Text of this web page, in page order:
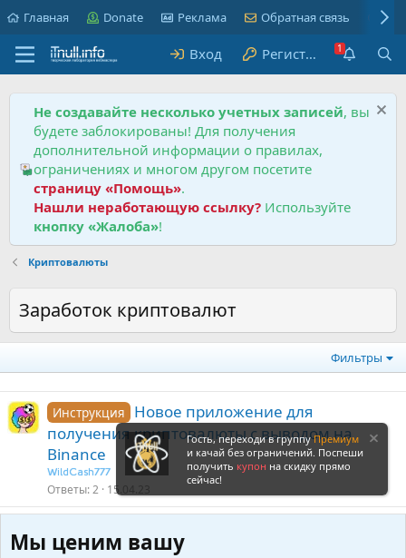
Главная Donate Реклама Обратная связь
Вход Регистрация
Не создавайте несколько учетных записей, вы
будете заблокированы! Для получения
дополнительной информации о правилах,
ограничениях и многом другом посетите
страницу «Помощь».
Нашли неработающую ссылку? Используйте
кнопку «Жалоба»!
Криптовалюты
Заработок криптовалют
Фильтры
Инструкция
Новое приложение для
получения криптовалюты с выводом на
Binance
WildCash777
Ответы 2 15.04.23
U
DeNet
Гость, переходи в группуПремиум
и качай без ограничений. Поспеши
получить купон на скидку прямо
сейчас!
Мы ценим вашу